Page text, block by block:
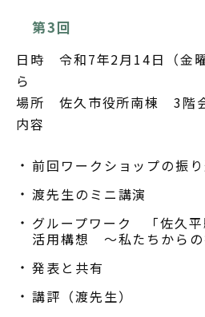
第3回
日時 令和7年2月14日（金
ら
場所 佐久市役所南棟 3階
内容
前回ワークショップの振り
渡先生のミニ講演
グループワーク 「佐久平
活用構想 ～私たちからの
発表と共有
講評（渡先生）